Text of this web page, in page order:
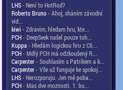
LHS- Není to HotRod?
Roberto Bruno- Ahoj, sháním závodní
vid...
kiwi - Zdravim, hledam hru, kte...
PCH- DeepSeek našel pouze toh...
Kuppa - Hledám logickou hru z C6...
PCH- Mdlý PCH má odzkoušený R...
Carpenter- Souhlasím s Patrikem a k...
Carpenter- Vše už funguje ke spokoj...
LHS- Nerozporuju. Jen mě poba...
PCH- Mas dve moznosti. 1. bu...